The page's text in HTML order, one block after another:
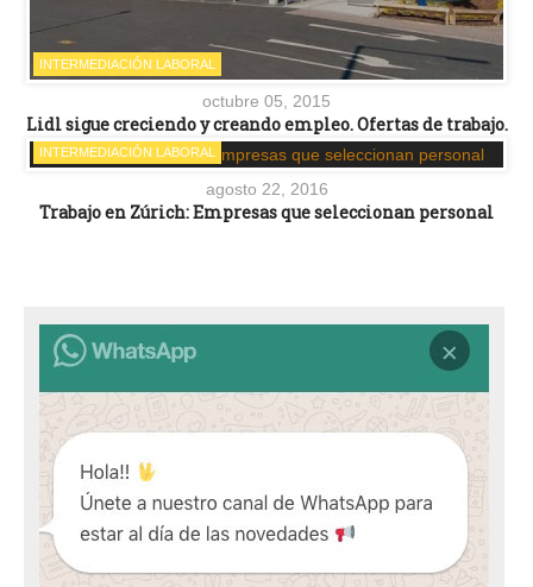
INTERMEDIACIÓN LABORAL
octubre 05, 2015
Lidl sigue creciendo y creando empleo. Ofertas de trabajo.
INTERMEDIACIÓN LABORAL
agosto 22, 2016
Trabajo en Zúrich: Empresas que seleccionan personal